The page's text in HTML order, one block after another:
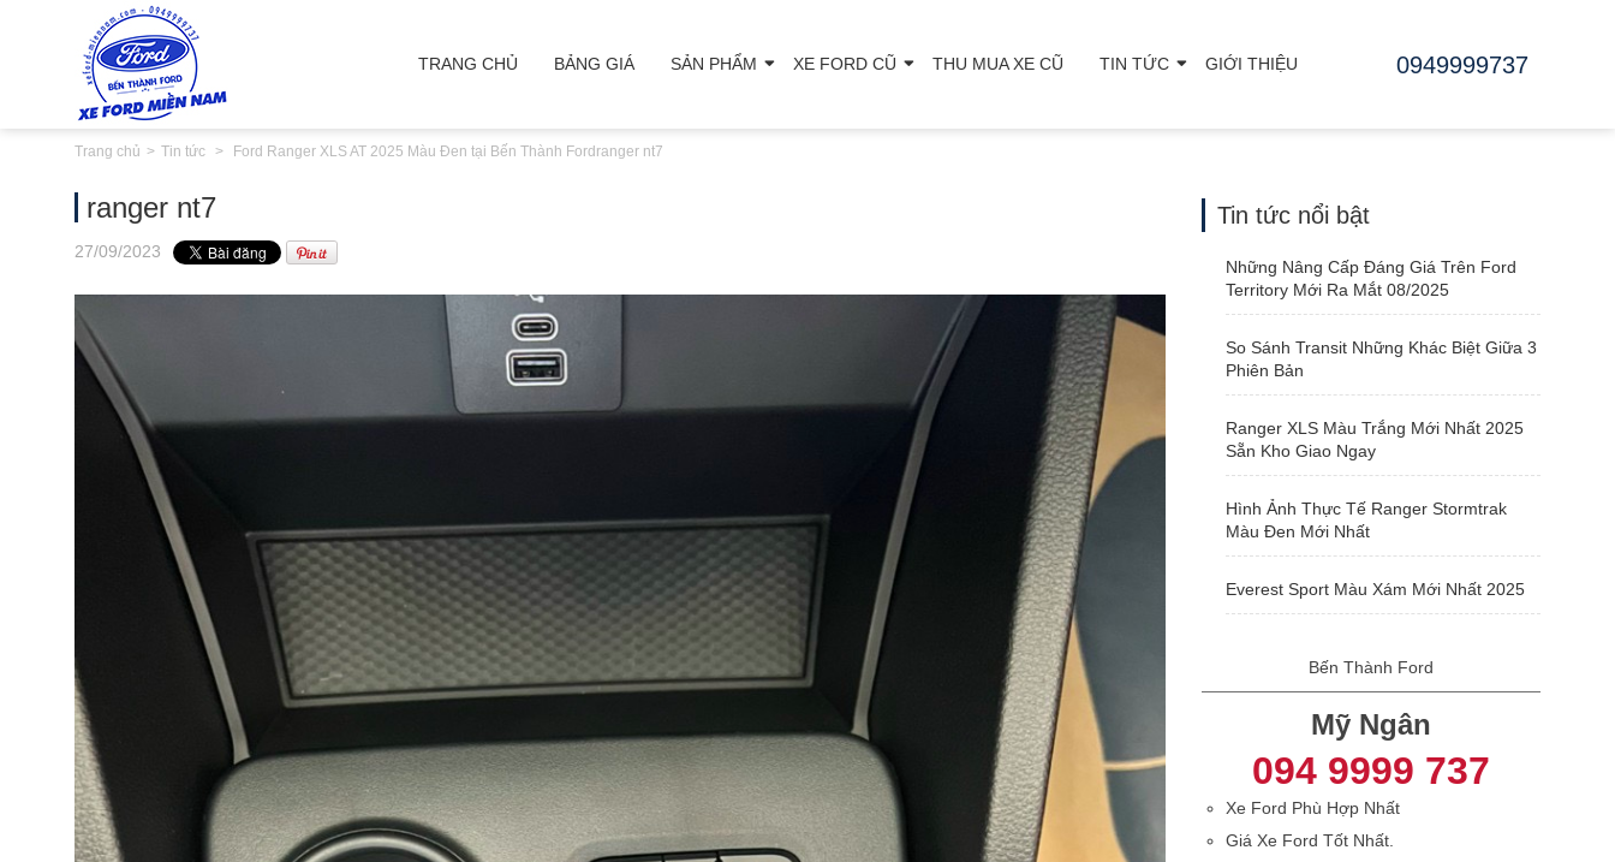
TRANG CHỦ BẢNG GIÁ SẢN PHẨM XE FORD CŨ THU MUA XE CŨ TIN TỨC GIỚI THIỆU 0949999737
Trang chủ Tin tức Ford Ranger XLS AT 2025 Màu Đen tại Bến Thành Ford ranger nt7
ranger nt7
27/09/2023
Tin tức nổi bật
Những Nâng Cấp Đáng Giá Trên Ford
Territory Mới Ra Mắt 08/2025
So Sánh Transit Những Khác Biệt Giữa 3
Phiên Bản
Ranger XLS Màu Trắng Mới Nhất 2025
Sẵn Kho Giao Ngay
Hình Ảnh Thực Tế Ranger Stormtrak
Màu Đen Mới Nhất
Everest Sport Màu Xám Mới Nhất 2025
Bến Thành Ford
Mỹ Ngân
094 9999 737
Xe Ford Phù Hợp Nhất
Giá Xe Ford Tốt Nhất.